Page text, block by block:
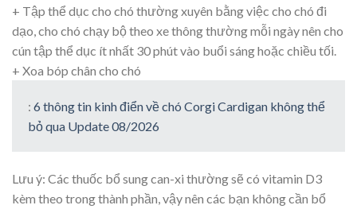
+ Tập thể dục cho chó thường xuyên bằng việc cho chó đi
dạo, cho chó chạy bộ theo xe thông thường mỗi ngày nên cho
cún tập thể dục ít nhất 30 phút vào buổi sáng hoặc chiều tối.
+ Xoa bóp chân cho chó
: 6 thông tin kinh điển về chó Corgi Cardigan không thể
bỏ qua Update 08/2026
Lưu ý: Các thuốc bổ sung can-xi thường sẽ có vitamin D3
kèm theo trong thành phần, vậy nên các bạn không cần bổ